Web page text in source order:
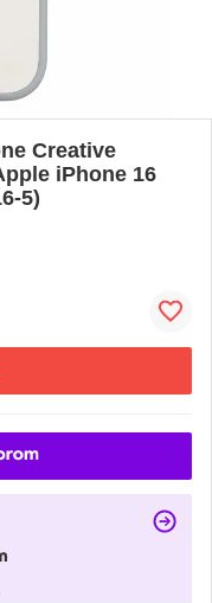
Creative
iPhone 16
5)